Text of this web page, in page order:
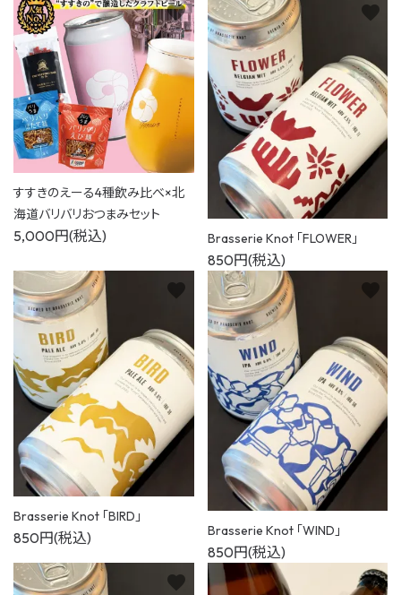
すすきのえーる4種飲み比べ×北
海道バリバリおつまみセット
5,000円(税込)
favorite
Brasserie Knot 「FLOWER」
850円(税込)
favorite
Brasserie Knot 「BIRD」
850円(税込)
favorite
Brasserie Knot 「WIND」
850円(税込)
favorite
favorite favorite